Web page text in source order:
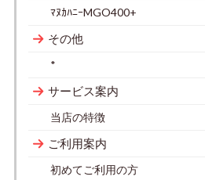
ﾏﾇｶﾊﾆｰMGO400+
その他
*
サービス案内
当店の特徴
ご利用案内
初めてご利用の方